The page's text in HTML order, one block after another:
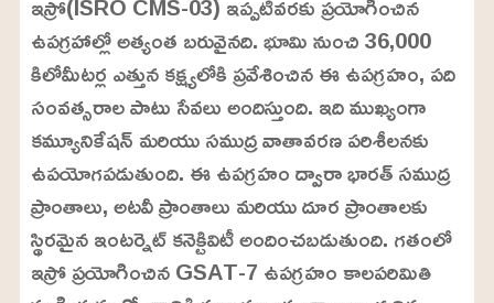
ఉపగ్రహాల్లో అత్యంత బరువైనది. భూమి నుంచి 36,000
కిలోమీటర్ల ఎత్తున కక్ష్యలోకి ప్రవేశించిన ఈ ఉపగ్రహం, పది
సంవత్సరాల పాటు సేవలు అందిస్తుంది. ఇది ముఖ్యంగా
కమ్యూనికేషన్ మరియు సముద్ర వాతావరణ పరిశీలనకు
ఉపయోగపడుతుంది. ఈ ఉపగ్రహం ద్వారా భారత్‌ సముద్ర
ప్రాంతాలు, అటవీ ప్రాంతాలు మరియు దూర ప్రాంతాలకు
స్థిరమైన ఇంటర్నెట్ కనెక్టివిటీ అందించబడుతుంది. గతంలో
ఇస్రో ప్రయోగించిన GSAT-7 ఉపగ్రహం కాలపరిమితి